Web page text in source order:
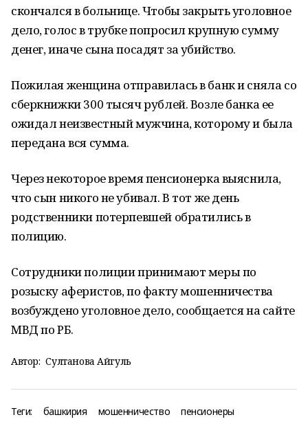
скончался в больнице. Чтобы закрыть уголовное
дело, голос в трубке попросил крупную сумму
денег, иначе сына посадят за убийство.
Пожилая женщина отправилась в банк и сняла со
сберкнижки 300 тысяч рублей. Возле банка ее
ожидал неизвестный мужчина, которому и была
передана вся сумма.
Через некоторое время пенсионерка выяснила,
что сын никого не убивал. В тот же день
родственники потерпевшей обратились в
полицию.
Сотрудники полиции принимают меры по
розыску аферистов, по факту мошенничества
возбуждено уголовное дело, сообщается на сайте
МВД по РБ.
Автор: Султанова Айгуль
Теги: башкирия мошенничество пенсионеры